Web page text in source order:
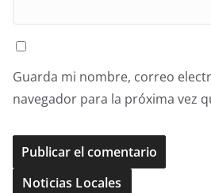
Guarda mi nombre, correo
navegador para la próxima vez
Noticias Locales